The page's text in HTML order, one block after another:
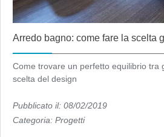
Arredo bagno: come fare la scelta
Come trovare un perfetto equilibrio tra
scelta del design
Pubblicato il: 08/02/2019
Categoria: Progetti